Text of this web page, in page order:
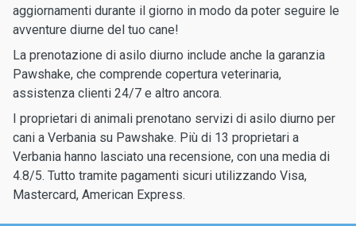
aggiornamenti durante il giorno in modo da poter seguire le
avventure diurne del tuo cane!
La prenotazione di asilo diurno include anche la garanzia
Pawshake, che comprende copertura veterinaria,
assistenza clienti 24/7 e altro ancora.
I proprietari di animali prenotano servizi di asilo diurno per
cani a Verbania su Pawshake. Più di 13 proprietari a
Verbania hanno lasciato una recensione, con una media di
4.8/5. Tutto tramite pagamenti sicuri utilizzando Visa,
Mastercard, American Express.